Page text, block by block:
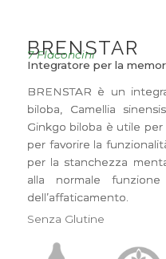
BRENSTAR
7 Flaconcini
Integratore per la
BRENSTAR è un
biloba, Camellia
Ginkgo biloba è utile
per favorire la
per la stanchezza
alla normale
dell’affaticamento.
Senza Glutine